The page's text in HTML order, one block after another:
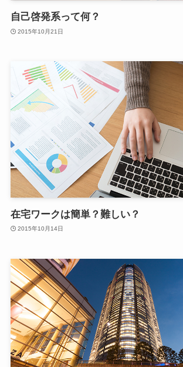
自己啓発系って何？
2015年10月21日
在宅ワークは簡単？難しい？
2015年10月14日